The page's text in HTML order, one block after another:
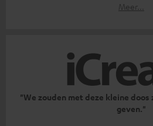
Meer...
"We zouden met deze kleine
geven."